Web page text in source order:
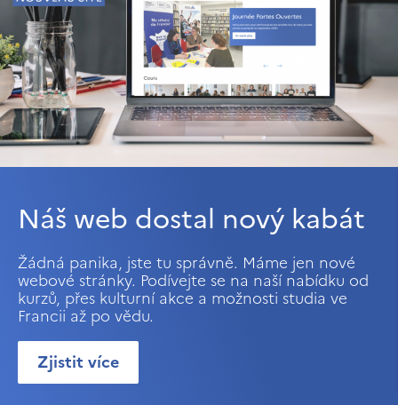
Náš web dostal nový kabát
Žádná panika, jste tu správně. Máme jen nové
webové stránky. Podívejte se na naší nabídku od
kurzů, přes kulturní akce a možnosti studia ve
Francii až po vědu.
Zjistit více